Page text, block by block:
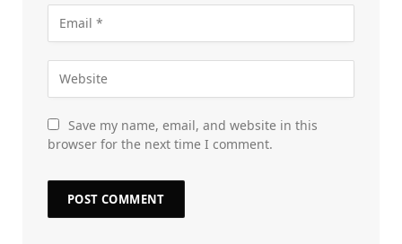
Save my name, email, and website in this
browser for the next time I comment.